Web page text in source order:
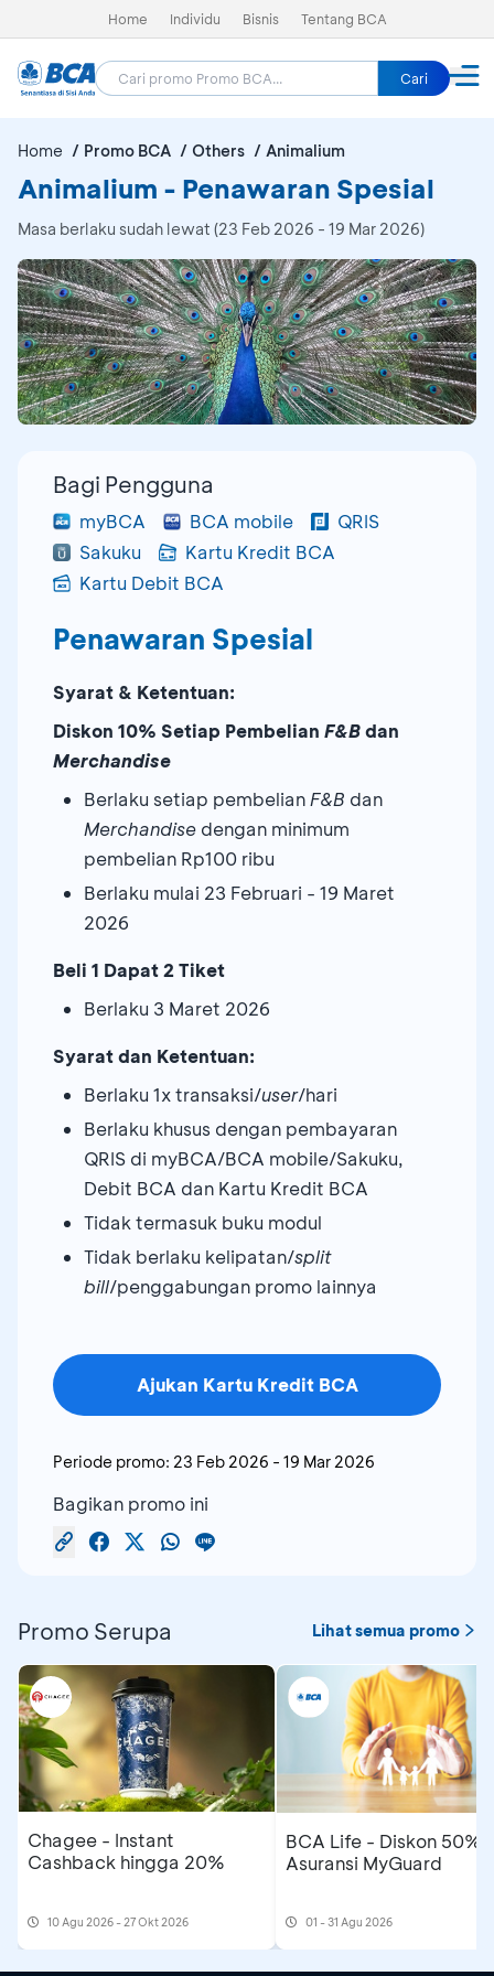
Home Individu Bisnis Tentang BCA
Cari
Home Promo BCA Others Animalium
Animalium - Penawaran Spesial
Masa berlaku sudah lewat (23 Feb 2026 - 19 Mar 2026)
Bagi Pengguna
myBCA BCA mobile
QRIS
Sakuku
Kartu Kredit BCA
Kartu Debit BCA
Penawaran Spesial
Syarat & Ketentuan:
Diskon 10% Setiap Pembelian F&Bdan
Merchandise
Berlaku setiap pembelianF&B dan
Merchandise dengan minimum
pembelian Rp100 ribu
Berlaku mulai 23 Februari - 19 Maret
2026
Beli 1 Dapat 2 Tiket
Berlaku 3 Maret 2026
Syarat dan Ketentuan:
Berlaku 1x transaksi/user/hari
Berlaku khusus dengan pembayaran
QRIS di myBCA/BCA mobile/Sakuku,
Debit BCA dan Kartu Kredit BCA
Tidak termasuk buku modul
Tidak berlaku kelipatan/split
bill/penggabungan promo lainnya
Ajukan Kartu Kredit BCA
Periode promo: 23 Feb 2026 - 19 Mar 2026
Bagikan promo ini
Promo Serupa Lihat semua promo
Chagee - Instant
Cashback hingga 20%
10 Agu 2026 - 27 Okt 2026
BCA Life - Diskon 50%
Asuransi MyGuard
01 - 31 Agu 2026